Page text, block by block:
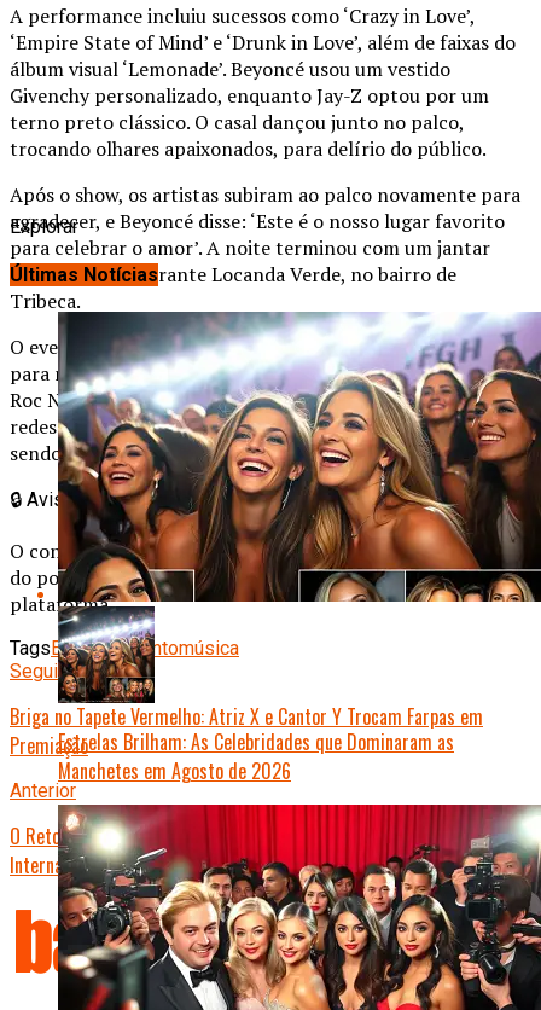
A performance incluiu sucessos como ‘Crazy in Love’,
‘Empire State of Mind’ e ‘Drunk in Love’, além de faixas do
álbum visual ‘Lemonade’. Beyoncé usou um vestido
Givenchy personalizado, enquanto Jay-Z optou por um
terno preto clássico. O casal dançou junto no palco,
trocando olhares apaixonados, para delírio do público.
Após o show, os artistas subiram ao palco novamente para
agradecer, e Beyoncé disse: ‘Este é o nosso lugar favorito
para celebrar o amor’. A noite terminou com um jantar
íntimo no restaurante Locanda Verde, no bairro de
Tribeca.
O evento foi organizado em segredo, sem divulgação précia,
para manter a exclusividade. A produção foi tocada pela
Roc Nation, empresa de entretenimento do rapper. Fãs nas
redes sociais comemoraram a surpresa, com vídeos e fotos
sendo amplamente compartilhados.
🔒 Aviso Importante
O conteúdo publicado é de total responsabilidade do autor
do post, não representando necessariamente a opinião da
plataforma.
TagsEntretenimentomúsica
Seguinte
Briga no Tapete Vermelho: Atriz X e Cantor Y Trocam Farpas em
Premiação
Anterior
O Retorno Triunfante de Bruna Marquezine: Atriz Brilha em Premiação
Internacional
Explorar
Últimas Notícias
Estrelas Brilham: As Celebridades que Dominaram as
Manchetes em Agosto de 2026